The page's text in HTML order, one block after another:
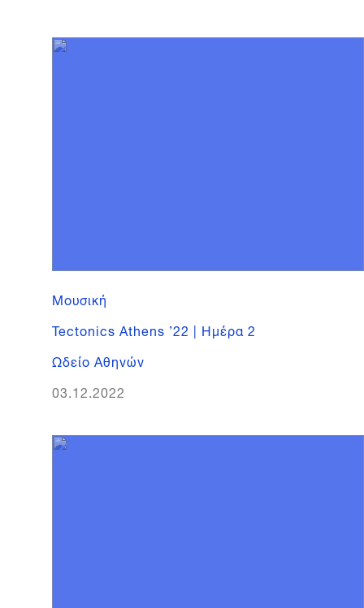
Μουσική
Tectonics Athens ’22 | Ημέρα 2
Ωδείο Αθηνών
03.12.2022